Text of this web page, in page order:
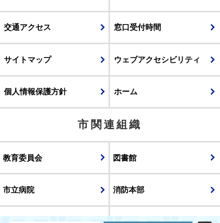
交通アクセス 窓口受付時間
サイトマップ ウェブアクセシビリティ
個人情報保護方針 ホーム
市関連組織
教育委員会 図書館
市立病院 消防本部